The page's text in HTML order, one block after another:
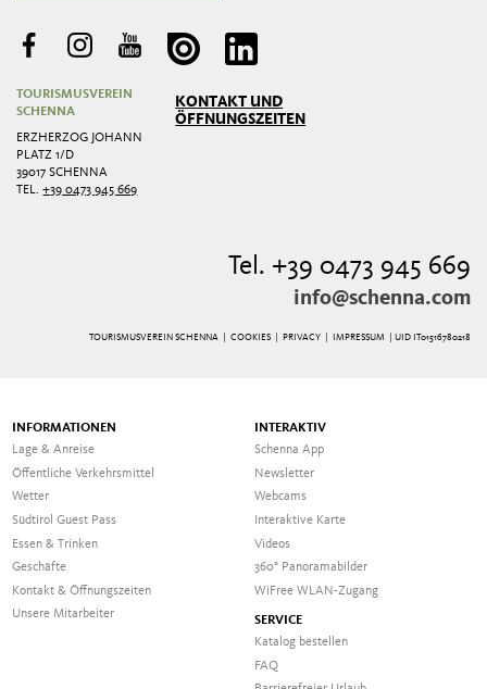
TOURISMUSVEREIN
SCHENNA
ERZHERZOG JOHANN
PLATZ 1/D
39017 SCHENNA
TEL.+39 0473 945 669
KONTAKT UND
ÖFFNUNGSZEITEN
Tel. +39 0473 945 669
info@schenna.com
TOURISMUSVEREIN SCHENNA | COOKIES| PRIVACY| IMPRESSUM | UID IT01516780218
INFORMATIONEN
Lage & Anreise
Öffentliche Verkehrsmittel
Wetter
Südtirol Guest Pass
Essen & Trinken
Geschäfte
Kontakt & Öffnungszeiten
Unsere Mitarbeiter
INTERAKTIV
Schenna App
Newsletter
Webcams
Interaktive Karte
Videos
360° Panoramabilder
WiFree WLAN-Zugang
SERVICE
Katalog bestellen
FAQ